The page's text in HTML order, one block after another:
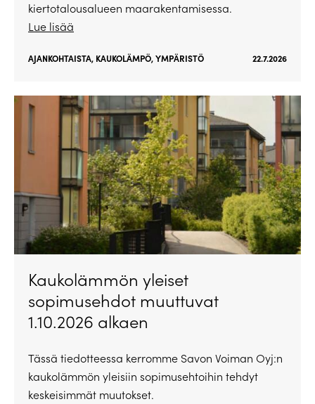
kiertotalousalueen maarakentamisessa.
Lue lisää
AJANKOHTAISTA, KAUKOLÄMPÖ,YMPÄRISTÖ 22.7.2026
Kaukolämmön yleiset
sopimusehdot muuttuvat
1.10.2026 alkaen
Tässä tiedotteessa kerromme Savon Voiman Oyj:n
kaukolämmön yleisiin sopimusehtoihin tehdyt
keskeisimmät muutokset.